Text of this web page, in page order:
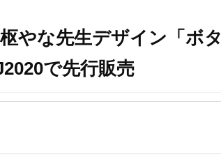
やな先生デザイン「ボタ
で先行販売